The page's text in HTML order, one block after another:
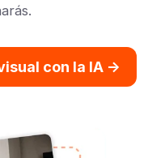
con la IA ->